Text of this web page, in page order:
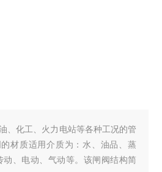
、化工、火力电站等各种工况的管
材质适用介质为：水、油品、蒸
、电动、气动等。该闸阀结构简